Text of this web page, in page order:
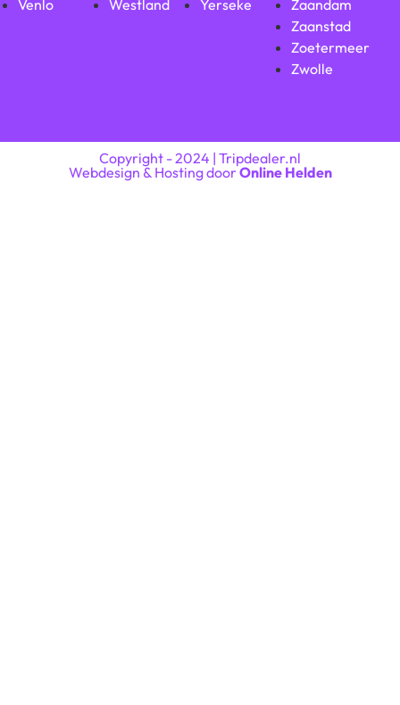
Venlo Westland Yerseke
Zaandam
Zaanstad
Zoetermeer
Zwolle
Copyright - 2024 | Tripdealer.nl
Webdesign & Hosting doorOnline Helden